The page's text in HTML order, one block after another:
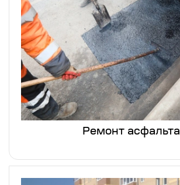
Ремонт асфальта